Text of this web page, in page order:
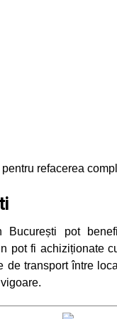
refacerea
pot
pot fi achiziționate
transport între